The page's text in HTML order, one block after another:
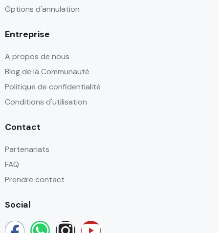
Options d'annulation
Entreprise
A propos de nous
Blog de la Communauté
Politique de confidentialité
Conditions d'utilisation
Contact
Partenariats
FAQ
Prendre contact
Social